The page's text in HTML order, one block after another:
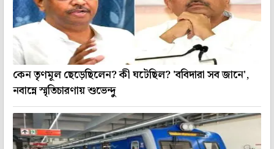
কেন তৃণমূল ছেড়েছিলেন? কী ঘটেছিল? 'ববিদারা সব জানে',
নবান্নে স্মৃতিচারণায় শুভেন্দু